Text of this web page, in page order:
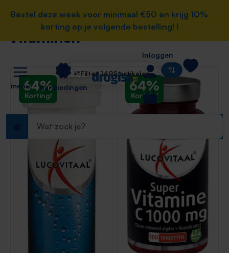
hoofdinhoud
Bestel deze week voor minimaal €50 en krijg 10%
korting op je volgende bestelling! ℹ️
Bestel deze week voor minimaal €50 en krijg 10%
korting op je volgende bestelling! ℹ️
menu Aanbiedingen
Inloggen
Home
Gezondheid
Vitaminen
Vitaminen
Filter 1495 artikelen
64%
Korting!
64%
Korting!